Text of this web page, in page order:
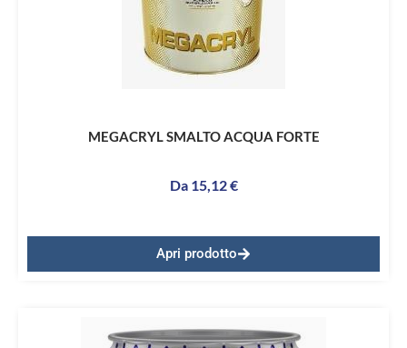
MEGACRYL SMALTO ACQUA FORTE
Da 15,12€
Apri prodotto